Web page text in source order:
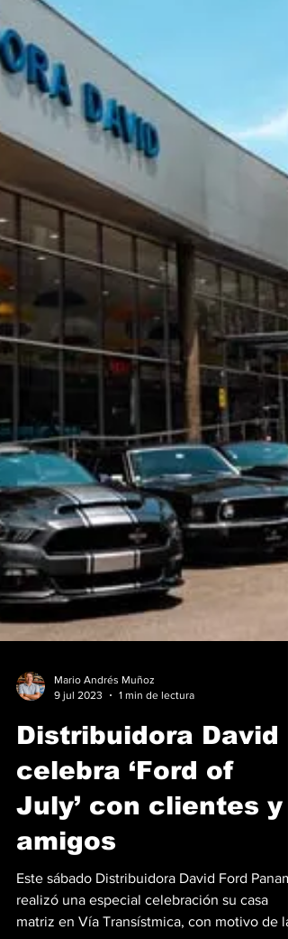
Mario Andrés Muñoz
Distribuidora David
celebra ‘Ford of
July’ con clientes y
amigos